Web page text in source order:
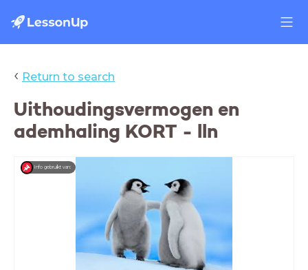
‹ Return to search
Uithoudingsvermogen en
ademhaling KORT - lln
Info gebruikt van: